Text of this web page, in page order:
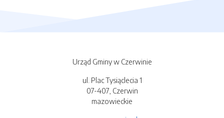
Urząd Gminy w Czerwinie
ul. Plac Tysiąclecia 1
07-407, Czerwin
mazowieckie